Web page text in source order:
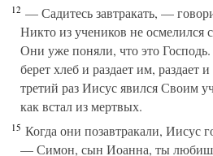
12 — Садитесь завтракать, —
Никто из учеников не осмелился
Они уже поняли, что это Господь.
берет хлеб и раздает им, раздает
третий раз Иисус явился Своим
как встал из мертвых.
15 Когда они позавтракали, Иисус
— Симон, сын Иоанна, ты